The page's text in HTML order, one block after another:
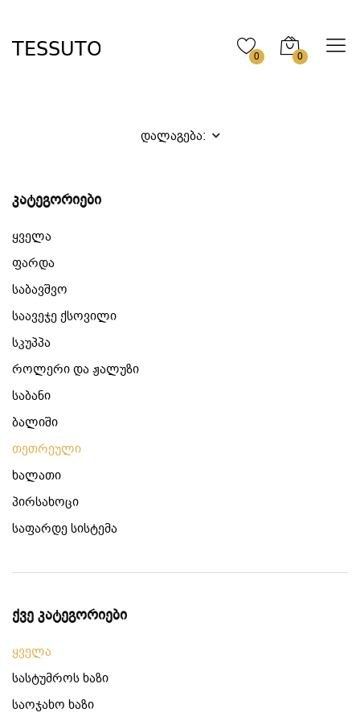
0 0
კატეგორიები
ყველა
ფარდა
საბავშვო
საავეჯე ქსოვილი
სკუპპა
როლერი და ჟალუზი
საბანი
ბალიში
თეთრეული
ხალათი
პირსახოცი
საფარდე სისტემა
ქვე კატეგორიები
ყველა
სასტუმროს ხაზი
საოჯახო ხაზი
დალაგება: